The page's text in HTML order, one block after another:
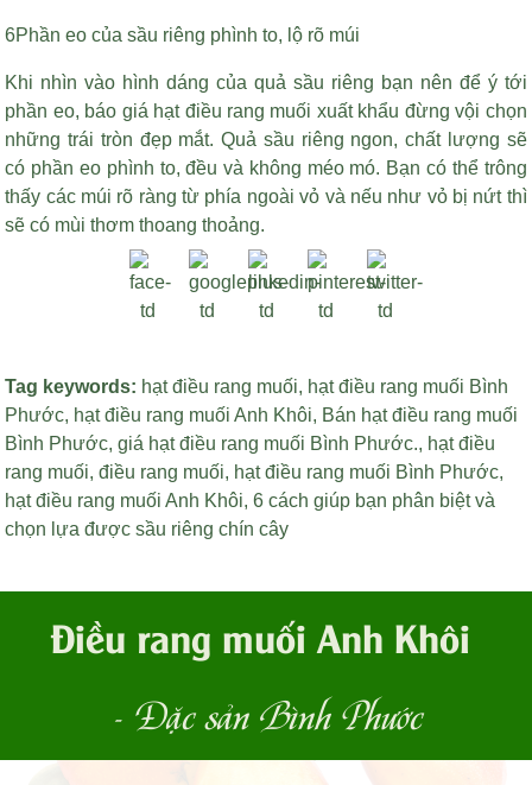
6Phần eo của sầu riêng phình to, lộ rõ múi
Khi nhìn vào hình dáng của quả sầu riêng bạn nên để ý tới
phần eo, báo giá hạt điều rang muối xuất khẩu đừng vội chọn
những trái tròn đẹp mắt. Quả sầu riêng ngon, chất lượng sẽ
có phần eo phình to, đều và không méo mó. Bạn có thể trông
thấy các múi rõ ràng từ phía ngoài vỏ và nếu như vỏ bị nứt thì
sẽ có mùi thơm thoang thoảng.
Tag keywords: hạt điều rang muối, hạt điều rang muối Bình
Phước, hạt điều rang muối Anh Khôi, Bán hạt điều rang muối
Bình Phước,giá hạt điều rang muối Bình Phước., hạt điều
rang muối,điều rang muối, hạt điều rang muối Bình Phước,
hạt điều rang muối Anh Khôi,6 cách giúp bạn phân biệt và
chọn lựa được sầu riêng chín cây
Điều rang muối Anh Khôi
- Đặc sản Bình Phước